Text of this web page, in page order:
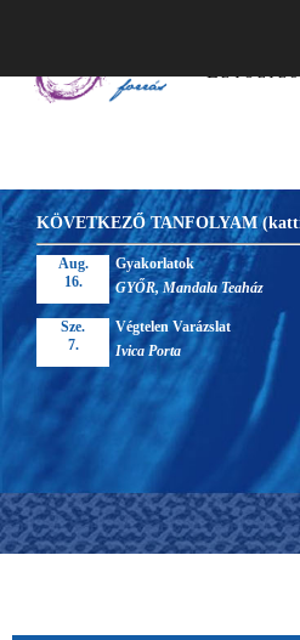
KÖVETKEZŐ TANFOLYAM
Aug.
16.
Gyakorlatok
GYŐR, Mandala Teaház
Sze.
7.
Végtelen Varázslat
Ivica Porta